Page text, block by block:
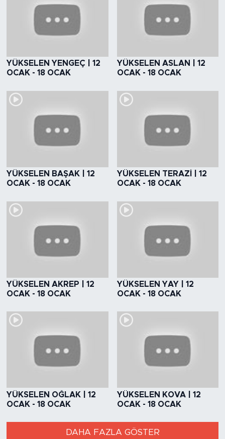
YÜKSELEN YENGEÇ | 12
OCAK - 18 OCAK
YÜKSELEN ASLAN | 12
OCAK - 18 OCAK
YÜKSELEN BAŞAK | 12
OCAK - 18 OCAK
YÜKSELEN TERAZİ | 12
OCAK - 18 OCAK
YÜKSELEN AKREP | 12
OCAK - 18 OCAK
YÜKSELEN YAY | 12
OCAK - 18 OCAK
YÜKSELEN OĞLAK | 12
OCAK - 18 OCAK
YÜKSELEN KOVA | 12
OCAK - 18 OCAK
DAHA FAZLA GÖSTER